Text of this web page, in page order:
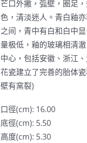
芒口外撇，弧壁，圈足
色，清淡迷人。青白釉
之间，青中有白和白中
量极低，釉的玻璃相清
中心，包括安徽、浙江
花瓷建立了完善的胎体
壁有窯裂)
口徑(cm): 16.00
底徑(cm): 5.50
高度(cm): 5.30